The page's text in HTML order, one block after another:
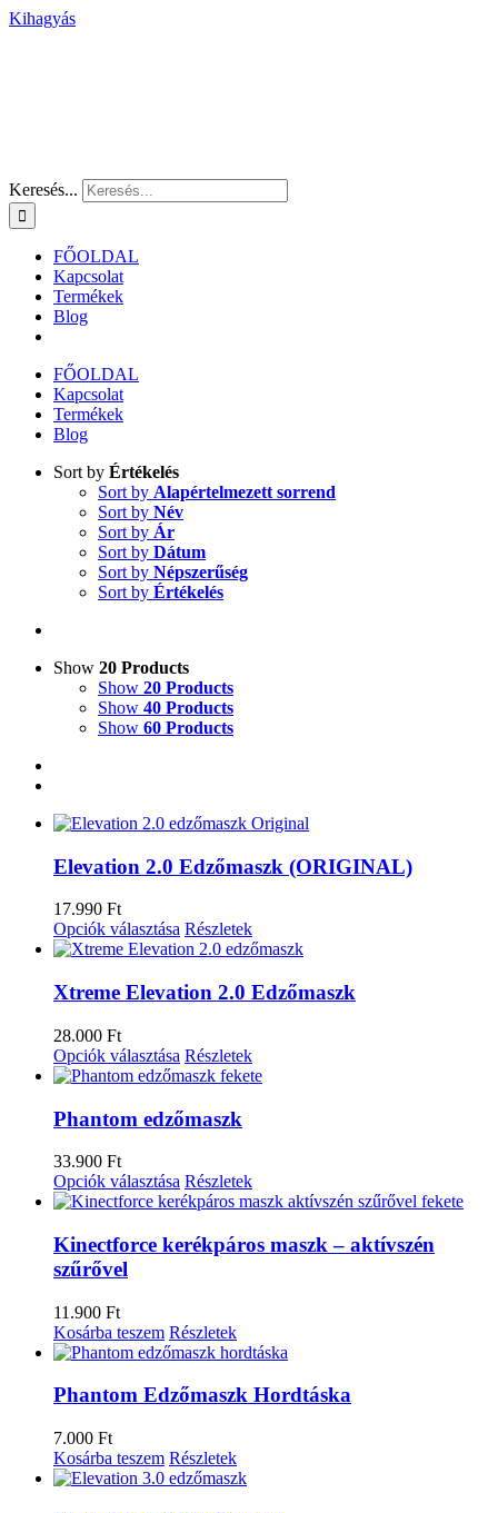
Kihagyás
Keresés...
FŐOLDAL
Kapcsolat
Termékek
Blog
FŐOLDAL
Kapcsolat
Termékek
Blog
Sort by Értékelés
Sort by Alapértelmezett sorrend
Sort by Név
Sort by Ár
Sort by Dátum
Sort by Népszerűség
Sort by Értékelés
Show 20 Products
Show 20 Products
Show 40 Products
Show 60 Products
Elevation 2.0 Edzőmaszk (ORIGINAL)
17.990 Ft
Opciók választása Részletek
Xtreme Elevation 2.0 Edzőmaszk
28.000 Ft
Opciók választása Részletek
Phantom edzőmaszk
33.900 Ft
Opciók választása Részletek
Kinectforce kerékpáros maszk – aktívszén
szűrővel
11.900 Ft
Kosárba teszem Részletek
Phantom Edzőmaszk Hordtáska
7.000 Ft
Kosárba teszem Részletek